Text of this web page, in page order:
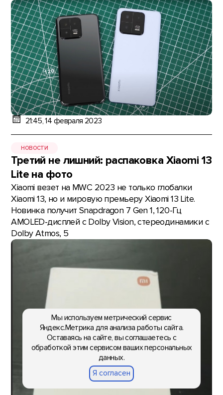
21:45, 14 февраля 2023
НОВОСТИ
Третий не лишний: распаковка Xiaomi 13
Lite на фото
Xiaomi везет на MWC 2023 не только глобалки
Xiaomi 13, но и мировую премьеру Xiaomi 13 Lite.
Новинка получит Snapdragon 7 Gen 1, 120-Гц
AMOLED-дисплей с Dolby Vision, стереодинамики с
Dolby Atmos, 5
Мы используем метрический сервис
Яндекс.Метрика для анализа работы сайта.
Оставаясь на сайте, вы соглашаетесь с
обработкой этим сервисом ваших персональных
данных.
Я согласен